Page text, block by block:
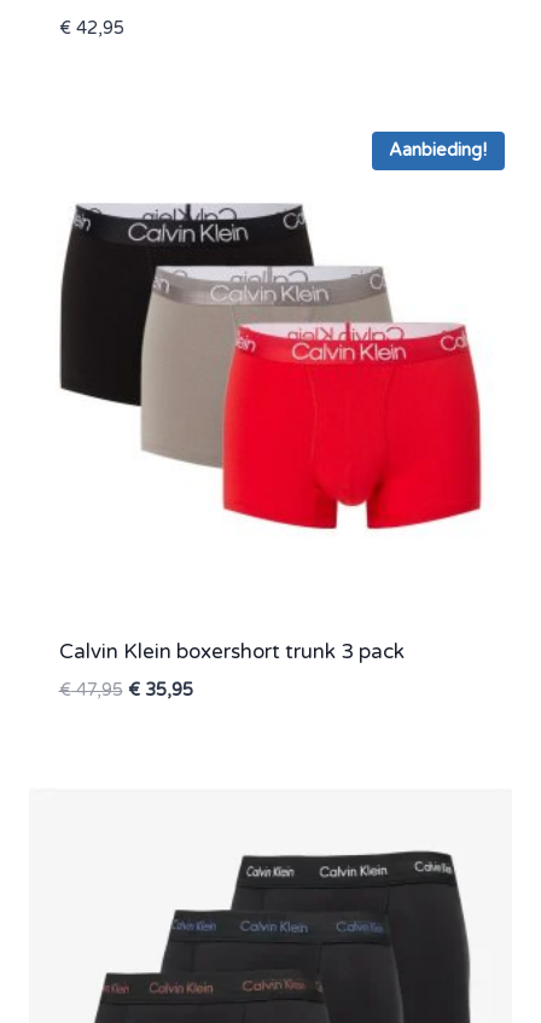
€42,95
Aanbieding!
Calvin Klein boxershort trunk 3 pack
€47,95 Oorspronkelijke
€35,95Huidige